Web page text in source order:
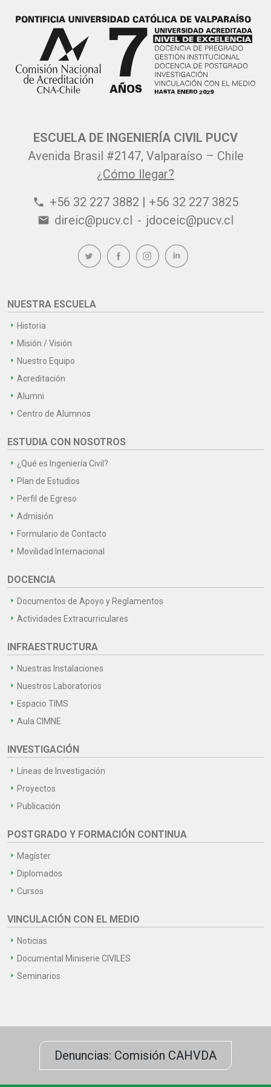
ESCUELA DE INGENIERÍA CIVIL PUCV
Avenida Brasil #2147, Valparaíso – Chile
¿Cómo llegar?
phone +56 32 227 3882 | +56 32 227 3825
email direic@pucv.cl - jdoceic@pucv.cl
NUESTRA ESCUELA
Historia
Misión / Visión
Nuestro Equipo
Acreditación
Alumni
Centro de Alumnos
ESTUDIA CON NOSOTROS
¿Qué es Ingeniería Civil?
Plan de Estudios
Perfil de Egreso
Admisión
Formulario de Contacto
Movilidad Internacional
DOCENCIA
Documentos de Apoyo y Reglamentos
Actividades Extracurriculares
INFRAESTRUCTURA
Nuestras Instalaciones
Nuestros Laboratorios
Espacio TIMS
Aula CIMNE
INVESTIGACIÓN
Líneas de Investigación
Proyectos
Publicación
POSTGRADO Y FORMACIÓN CONTINUA
Magíster
Diplomados
Cursos
VINCULACIÓN CON EL MEDIO
Noticias
Documental Miniserie CIVILES
Seminarios
Denuncias: Comisión CAHVDA